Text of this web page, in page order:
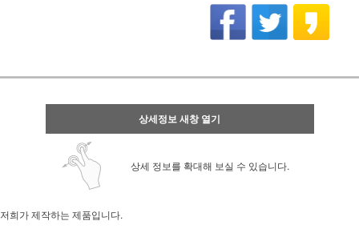
상세정보 새창 열기
상세 정보를 확대해 보실 수 있습니다.
저희가 제작하는 제품입니다.